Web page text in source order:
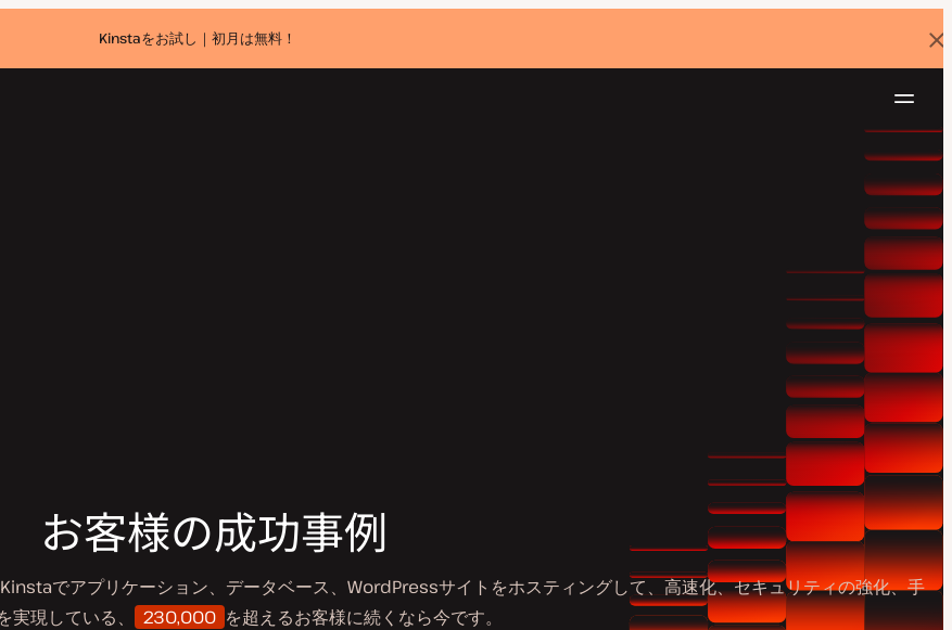
Kinstaをお試し｜初月は無料！
バ
ナ
じ
る
ー
シ
ョ
ン
お客様の成功事例
でアプリケーション、データベース、WordPressサイトをホスティングして、高速化、セキュリティの強化、手
実現している、
230,000 を超えるお客様に続くなら今です。